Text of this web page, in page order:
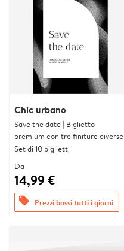
Chic urbano
Save the date | Biglietto
premium con tre finiture diverse
Set di 10 biglietti
Da
14,99 €
offers Prezzi bassi tutti i giorni